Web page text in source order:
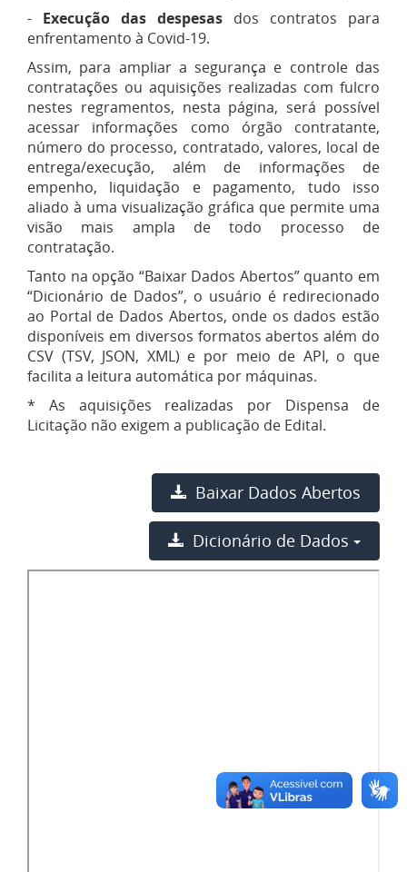
- Execução das despesas dos contratos para
enfrentamento à Covid-19.
Assim, para ampliar a segurança e controle das
contratações ou aquisições realizadas com fulcro
nestes regramentos, nesta página, será possível
acessar informações como órgão contratante,
número do processo, contratado, valores, local de
entrega/execução, além de informações de
empenho, liquidação e pagamento, tudo isso
aliado à uma visualização gráfica que permite uma
visão mais ampla de todo processo de
contratação.
Tanto na opção “Baixar Dados Abertos” quanto em
“Dicionário de Dados”, o usuário é redirecionado
ao Portal de Dados Abertos, onde os dados estão
disponíveis em diversos formatos abertos além do
CSV (TSV, JSON, XML) e por meio de API, o que
facilita a leitura automática por máquinas.
* As aquisições realizadas por Dispensa de
Licitação não exigem a publicação de Edital.
Baixar Dados Abertos
Dicionário de Dados